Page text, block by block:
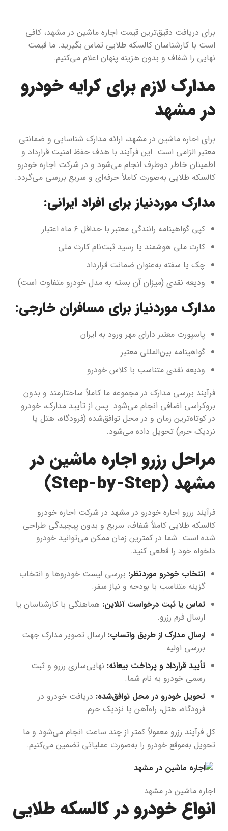
برای دریافت دقیق‌ترین قیمت اجاره ماشین در مشهد، کافی
است با کارشناسان کالسکه طلایی تماس بگیرید. ما قیمت
نهایی را شفاف و بدون هزینه پنهان اعلام می‌کنیم.
مدارک لازم برای کرایه خودرو
در مشهد
برای اجاره ماشین در مشهد، ارائه مدارک شناسایی و ضمانتی
معتبر الزامی است. این فرآیند با هدف حفظ امنیت قرارداد و
اطمینان خاطر دوطرف انجام می‌شود و در شرکت اجاره خودرو
کالسکه طلایی به‌صورت کاملاً حرفه‌ای و سریع بررسی می‌گردد.
مدارک موردنیاز برای افراد ایرانی:
کپی گواهینامه رانندگی معتبر با حداقل ۶ ماه اعتبار
کارت ملی هوشمند یا رسید ثبت‌نام کارت ملی
چک یا سفته به‌عنوان ضمانت قرارداد
ودیعه نقدی (میزان آن بسته به مدل خودرو متفاوت است)
مدارک موردنیاز برای مسافران خارجی:
پاسپورت معتبر دارای مهر ورود به ایران
گواهینامه بین‌المللی معتبر
ودیعه نقدی متناسب با کلاس خودرو
فرآیند بررسی مدارک در مجموعه ما کاملاً ساختارمند و بدون
بروکراسی اضافی انجام می‌شود. پس از تأیید مدارک، خودرو
در کوتاه‌ترین زمان و در محل توافق‌شده (فرودگاه، هتل یا
نزدیک حرم) تحویل داده می‌شود.
مراحل رزرو اجاره ماشین در
مشهد (Step-by-Step)
فرآیند رزرو اجاره خودرو در مشهد در شرکت اجاره خودرو
کالسکه طلایی کاملاً شفاف، سریع و بدون پیچیدگی طراحی
شده است. شما در کمترین زمان ممکن می‌توانید خودرو
دلخواه خود را قطعی کنید.
انتخاب خودرو موردنظر: بررسی لیست خودروها و انتخاب
گزینه متناسب با بودجه و نیاز سفر.
تماس یا ثبت درخواست آنلاین: هماهنگی با کارشناسان یا
ارسال فرم رزرو.
ارسال مدارک از طریق واتساپ: ارسال تصویر مدارک جهت
بررسی اولیه.
تأیید قرارداد و پرداخت بیعانه: نهایی‌سازی رزرو و ثبت
رسمی خودرو به نام شما.
تحویل خودرو در محل توافق‌شده: دریافت خودرو در
فرودگاه، هتل، راه‌آهن یا نزدیک حرم.
کل فرآیند رزرو معمولاً کمتر از چند ساعت انجام می‌شود و ما
تحویل به‌موقع خودرو را به‌صورت عملیاتی تضمین می‌کنیم.
اجاره ماشین در مشهد
انواع خودرو در کالسکه طلایی